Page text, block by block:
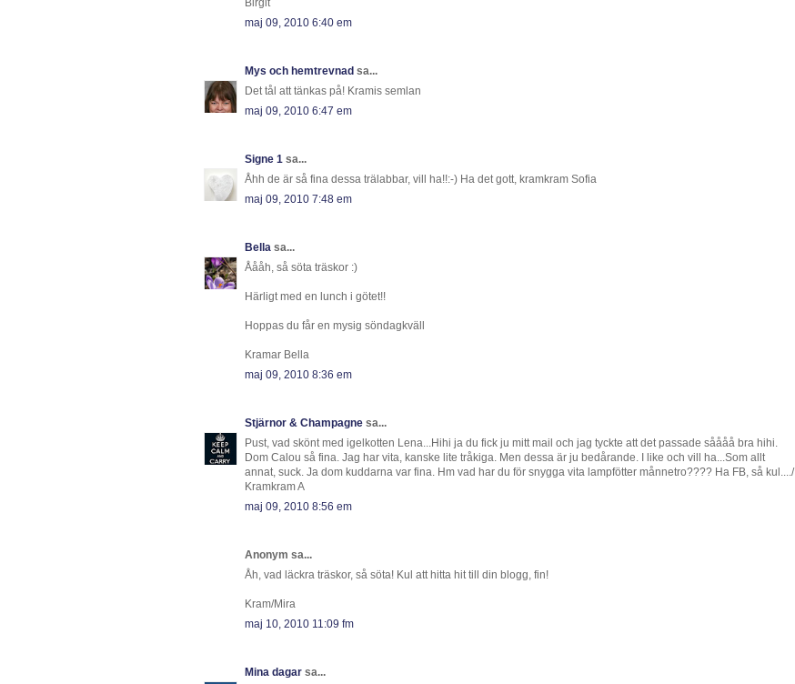
Birgit
maj 09, 2010 6:40 em
Mys och hemtrevnad sa...
Det tål att tänkas på! Kramis semlan
maj 09, 2010 6:47 em
Signe 1 sa...
Åhh de är så fina dessa trälabbar, vill ha!!:-) Ha det gott, kramkram Sofia
maj 09, 2010 7:48 em
Bella sa...
Åååh, så söta träskor :)
Härligt med en lunch i götet!!
Hoppas du får en mysig söndagkväll
Kramar Bella
maj 09, 2010 8:36 em
Stjärnor & Champagne sa...
Pust, vad skönt med igelkotten Lena...Hihi ja du fick ju mitt mail och jag tyckte att det passade såååå bra hihi.
Dom Calou så fina. Jag har vita, kanske lite tråkiga. Men dessa är ju bedårande. I like och vill ha...Som allt
annat, suck. Ja dom kuddarna var fina. Hm vad har du för snygga vita lampfötter månnetro???? Ha FB, så kul..../
Kramkram A
maj 09, 2010 8:56 em
Anonym sa...
Åh, vad läckra träskor, så söta! Kul att hitta hit till din blogg, fin!
Kram/Mira
maj 10, 2010 11:09 fm
Mina dagar sa...